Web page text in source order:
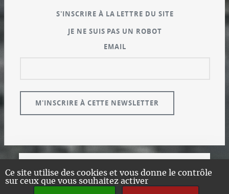
Ce site utilise des cookies et vous donne le contrôle
sur ceux que vous souhaitez activer
S'INSCRIRE À LA LETTRE DU SITE
JE NE SUIS PAS UN ROBOT
EMAIL
© GUALENI.COM
A PROPOS